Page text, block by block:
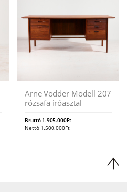
Arne Vodder Modell 207
rózsafa íróasztal
Bruttó 1.905.000Ft
Nettó 1.500.000Ft